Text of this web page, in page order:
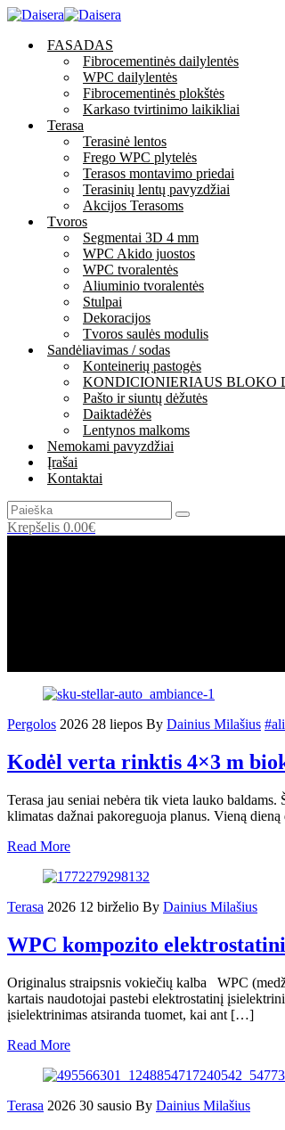
FASADAS
Fibrocementinės dailylentės
WPC dailylentės
Fibrocementinės plokštės
Karkaso tvirtinimo laikikliai
Terasa
Terasinė lentos
Frego WPC plytelės
Terasos montavimo priedai
Terasinių lentų pavyzdžiai
Akcijos Terasoms
Tvoros
Segmentai 3D 4 mm
WPC Akido juostos
WPC tvoralentės
Aliuminio tvoralentės
Stulpai
Dekoracijos
Tvoros saulės modulis
Sandėliavimas / sodas
Konteinerių pastogės
KONDICIONIERIAUS BLOKO
Pašto ir siuntų dėžutės
Daiktadėžės
Lentynos malkoms
Nemokami pavyzdžiai
Įrašai
Kontaktai
Krepšelis 0.00€
Pergolos 2026 28 liepos By Dainius Milašius
Kodėl verta rinktis 4×3 m
Terasa jau seniai nebėra tik vieta lauko
klimatas dažnai pakoreguoja planus. Vieną
Read More
Terasa 2026 12 birželio By Dainius Milašius
WPC kompozito
Originalus straipsnis vokiečių kalba WPC
kartais naudotojai pastebi elektrostatinį
įsielektrinimas atsiranda tuomet, kai ant […]
Read More
Terasa 2026 30 sausio By Dainius Milašius